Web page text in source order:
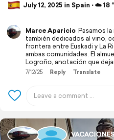
July 12, 2025 in Spain ⋅ ☁️ 18
Marce Aparicio Pasamos
también dedicados al vino,
frontera entre Euskadi y La
ambas comunidades. El
Logroño, anotación que
7/12/25 Reply Translate